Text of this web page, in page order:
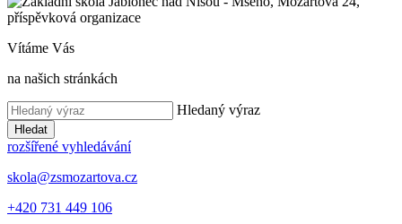
Vítáme Vás
na našich stránkách
Hledaný výraz
Hledat
rozšířené vyhledávání
skola@zsmozartova.cz
+420 731 449 106